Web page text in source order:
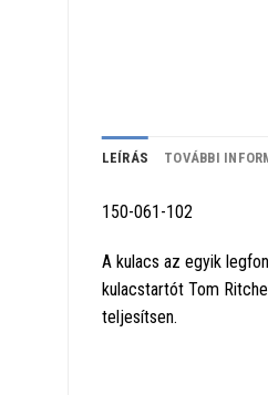
LEÍRÁS TOVÁBBI
150-061-102
A kulacs az egyik
kulacstartót Tom
teljesítsen.